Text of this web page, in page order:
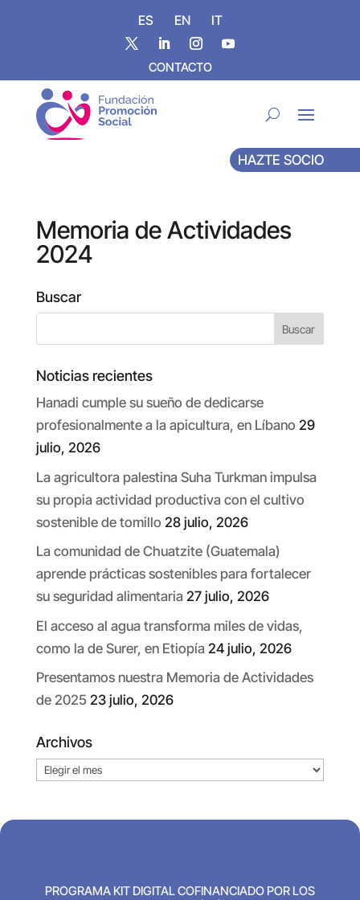
ES EN IT
CONTACTO
HAZTE SOCIO
Memoria de Actividades
2024
Buscar
Noticias recientes
Hanadi cumple su sueño de dedicarse
profesionalmente a la apicultura, en Líbano 29
julio, 2026
La agricultora palestina Suha Turkman impulsa
su propia actividad productiva con el cultivo
sostenible de tomillo 28 julio, 2026
La comunidad de Chuatzite (Guatemala)
aprende prácticas sostenibles para fortalecer
su seguridad alimentaria 27 julio, 2026
El acceso al agua transforma miles de vidas,
como la de Surer, en Etiopía 24 julio, 2026
Presentamos nuestra Memoria de Actividades
de 2025 23 julio, 2026
Archivos
Archivos
PROGRAMA KIT DIGITAL COFINANCIADO POR LOS